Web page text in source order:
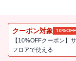
はみ出て食べていた
そして困り果てた横
クーポン対象 10%OFF
【10%OFFクーポン】
フロアで使える